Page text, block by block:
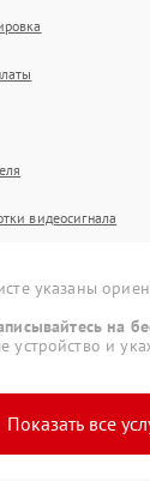
видеосигнала
указаны
на
и
Показать все